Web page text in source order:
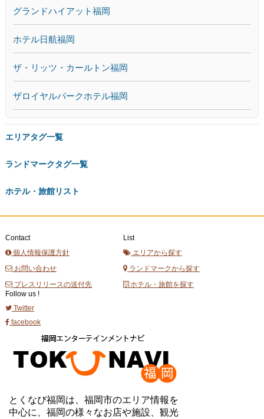
グランドハイアット福岡
ホテル日航福岡
ザ・リッツ・カールトン福岡
ザロイヤルパークホテル福岡
エリアタグ一覧
ランドマークタグ一覧
ホテル・旅館リスト
Contact
個人情報保護方針
お問い合わせ
プレスリリースの送付先
List
エリアから探す
ランドマークから探す
ホテル・旅館を探す
Follow us !
Twitter
facebook
とくなび福岡は、福岡市のエリア情報を
中心に、福岡の様々なお店や施設、観光